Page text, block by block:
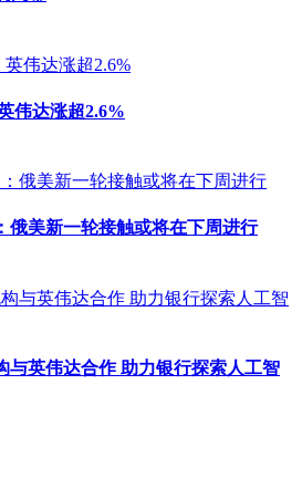
伟达涨超2.6%
俄美新一轮接触或将在下周进行
与英伟达合作 助力银行探索人工智